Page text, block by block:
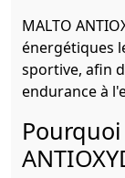
MALTO
énergétiques
sportive, afin
endurance à